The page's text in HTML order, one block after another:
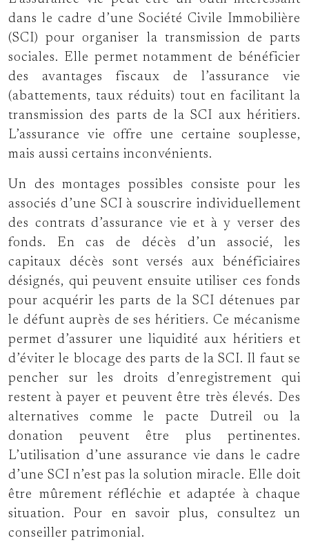
dans le cadre d’une Société Civile Immobilière
(SCI) pour organiser la transmission de parts
sociales. Elle permet notamment de bénéficier
des avantages fiscaux de l’assurance vie
(abattements, taux réduits) tout en facilitant la
transmission des parts de la SCI aux héritiers.
L’assurance vie offre une certaine souplesse,
mais aussi certains inconvénients.
Un des montages possibles consiste pour les
associés d’une SCI à souscrire individuellement
des contrats d’assurance vie et à y verser des
fonds. En cas de décès d’un associé, les
capitaux décès sont versés aux bénéficiaires
désignés, qui peuvent ensuite utiliser ces fonds
pour acquérir les parts de la SCI détenues par
le défunt auprès de ses héritiers. Ce mécanisme
permet d’assurer une liquidité aux héritiers et
d’éviter le blocage des parts de la SCI. Il faut se
pencher sur les droits d’enregistrement qui
restent à payer et peuvent être très élevés. Des
alternatives comme le pacte Dutreil ou la
donation peuvent être plus pertinentes.
L’utilisation d’une assurance vie dans le cadre
d’une SCI n’est pas la solution miracle. Elle doit
être mûrement réfléchie et adaptée à chaque
situation. Pour en savoir plus, consultez un
conseiller patrimonial.